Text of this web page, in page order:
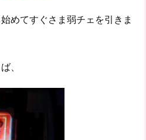
めてすぐさま弱チェを引きま
、